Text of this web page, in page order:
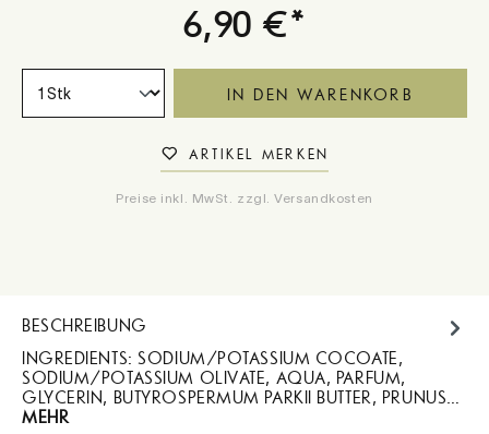
6,90 €*
IN DEN WARENKORB
ARTIKEL MERKEN
Preise inkl. MwSt. zzgl. Versandkosten
BESCHREIBUNG
INGREDIENTS: SODIUM/POTASSIUM COCOATE,
SODIUM/POTASSIUM OLIVATE, AQUA, PARFUM,
GLYCERIN, BUTYROSPERMUM PARKII BUTTER, PRUNUS…
MEHR